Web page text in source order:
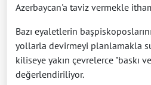
Azerbaycan'a taviz vermekle
Bazı eyaletlerin
yollarla devirmeyi planlamakla
kiliseye yakın çevrelerce "baskı
değerlendiriliyor.